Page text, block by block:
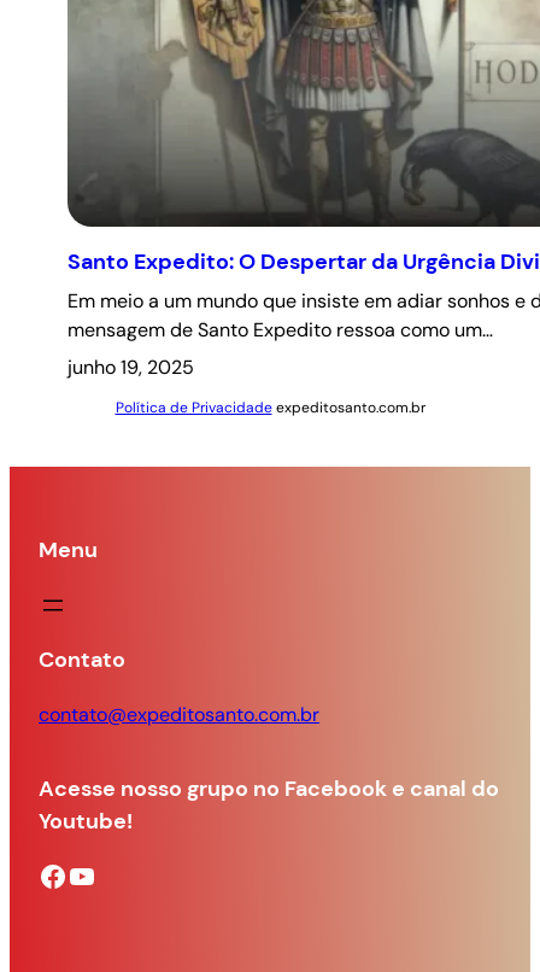
Santo Expedito: O Despertar da Urgência
Em meio a um mundo que insiste em adiar sonhos e
mensagem de Santo Expedito ressoa como um…
junho 19, 2025
Política de Privacidadeexpeditosanto.com.br
Menu
Contato
contato@expeditosanto.com.br
Acesse nosso grupo no Facebook e canal do
Youtube!
Facebook YouTube